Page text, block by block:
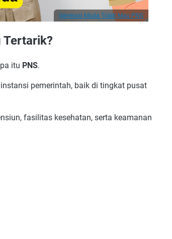
Generasi Muda Tidak Mau PNS
Tertarik?
itu PNS.
pemerintah, baik di tingkat pusat
fasilitas kesehatan, serta keamanan